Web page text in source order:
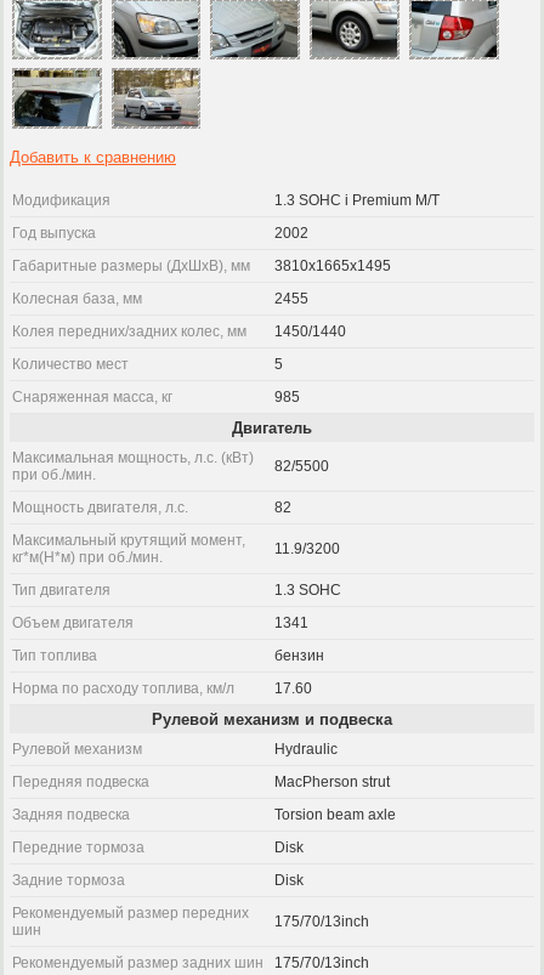
Добавить к сравнению
Модификация
1.3 SOHC i Premium M/T
Год выпуска
2002
Габаритные размеры (ДхШхВ), мм
3810x1665x1495
Колесная база, мм
2455
Колея передних/задних колес, мм
1450/1440
Количество мест
5
Снаряженная масса, кг
985
Двигатель
Максимальная мощность, л.с. (кВт)
при об./мин.
82/5500
Мощность двигателя, л.с.
82
Максимальный крутящий момент,
кг*м(Н*м) при об./мин.
11.9/3200
Тип двигателя
1.3 SOHC
Объем двигателя
1341
Тип топлива
бензин
Норма по расходу топлива, км/л
17.60
Рулевой механизм и подвеска
Рулевой механизм
Hydraulic
Передняя подвеска
MacPherson strut
Задняя подвеска
Torsion beam axle
Передние тормоза
Disk
Задние тормоза
Disk
Рекомендуемый размер передних
шин
175/70/13inch
Рекомендуемый размер задних шин 175/70/13inch